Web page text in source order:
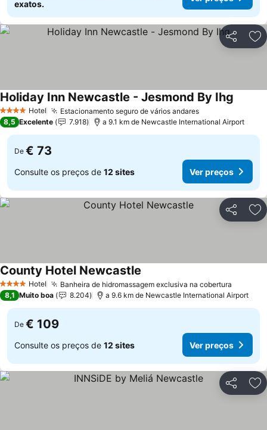
exatos.
Partilhar
4 EstrelasHotel Estacionamento seguro de vários andares
Holiday Inn Newcastle - Jesmond By Ihg
8,5 Excelente 7.918 a 9.1 km de Newcastle International Airport
De € 73
Consulte os preços de 12 sites Ver preços
Partilhar
4 EstrelasHotel Banheira de hidromassagem exclusiva na cobertura
County Hotel Newcastle
8,1 Muito boa 8.204 a 9.6 km de Newcastle International Airport
De € 109
Consulte os preços de 12 sites Ver preços
Partilhar